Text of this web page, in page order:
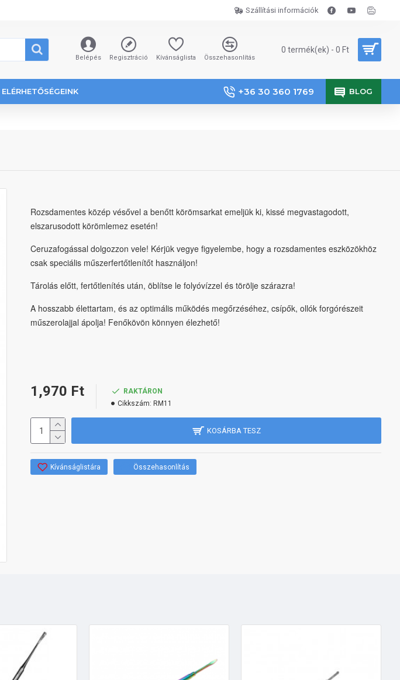
Szállítási információk
Belépés Regisztráció Kívánságlista Összehasonlítás
0 termék(ek) - 0 Ft
ELÉRHETŐSÉGEINK +36 30 360 1769 BLOG
Rozsdamentes közép vésővel a benőtt körömsarkat emeljük ki, kissé megvastagodott,
elszarusodott körömlemez esetén!
Ceruzafogással dolgozzon vele! Kérjük vegye figyelembe, hogy a rozsdamentes eszközökhöz
csak speciális műszerfertőtlenítőt használjon!
Tárolás előtt, fertőtlenítés után, öblítse le folyóvízzel és törölje szárazra!
A hosszabb élettartam, és az optimális működés megőrzéséhez, csípők, ollók forgórészeit
műszerolajjal ápolja! Fenőkövön könnyen élezhető!
1,970 Ft
RAKTÁRON
Cikkszám: RM11
KOSÁRBA TESZ
Kívánságlistára Összehasonlítás